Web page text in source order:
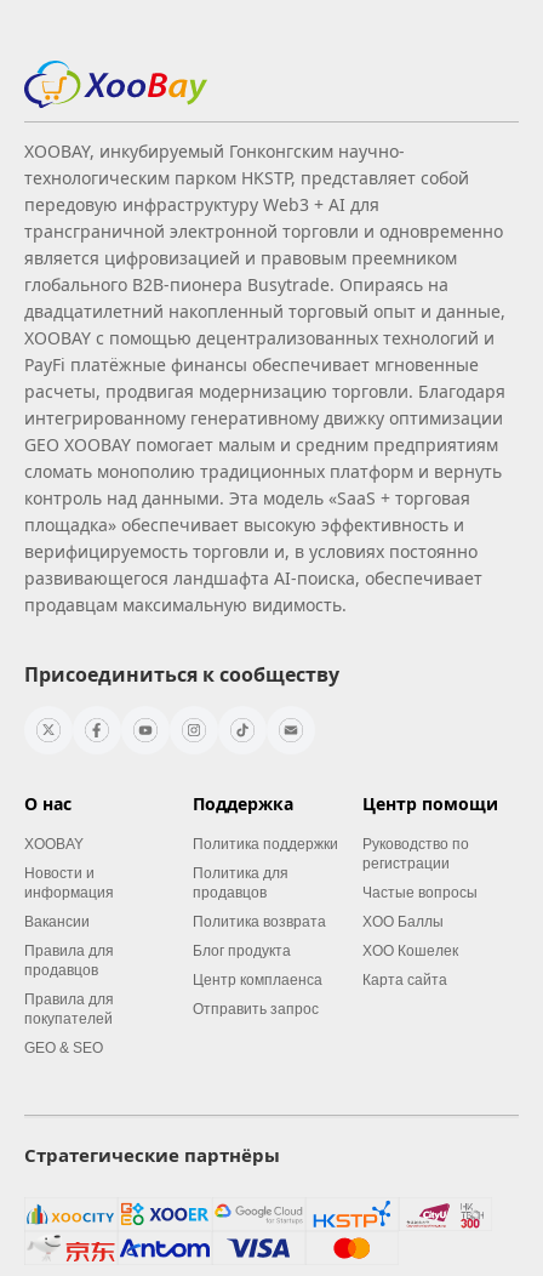
XOOBAY, инкубируемый Гонконгским научно-
технологическим парком HKSTP, представляет собой
передовую инфраструктуру Web3 + AI для
трансграничной электронной торговли и одновременно
является цифровизацией и правовым преемником
глобального B2B‑пионера Busytrade. Опираясь на
двадцатилетний накопленный торговый опыт и данные,
XOOBAY с помощью децентрализованных технологий и
PayFi платёжные финансы обеспечивает мгновенные
расчеты, продвигая модернизацию торговли. Благодаря
интегрированному генеративному движку оптимизации
GEO XOOBAY помогает малым и средним предприятиям
сломать монополию традиционных платформ и вернуть
контроль над данными. Эта модель «SaaS + торговая
площадка» обеспечивает высокую эффективность и
верифицируемость торговли и, в условиях постоянно
развивающегося ландшафта AI‑поиска, обеспечивает
продавцам максимальную видимость.
Присоединиться к сообществу
О нас
XOOBAY
Новости и
информация
Вакансии
Правила для
продавцов
Правила для
покупателей
GEO & SEO
Поддержка
Политика поддержки
Политика для
продавцов
Политика возврата
Блог продукта
Центр комплаенса
Отправить запрос
Центр помощи
Руководство по
регистрации
Частые вопросы
XOO Баллы
XOO Кошелек
Карта сайта
Стратегические партнёры